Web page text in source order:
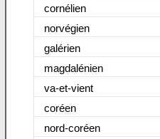
cornélien
norvégien
galérien
magdalénien
va-et-vient
coréen
nord-coréen